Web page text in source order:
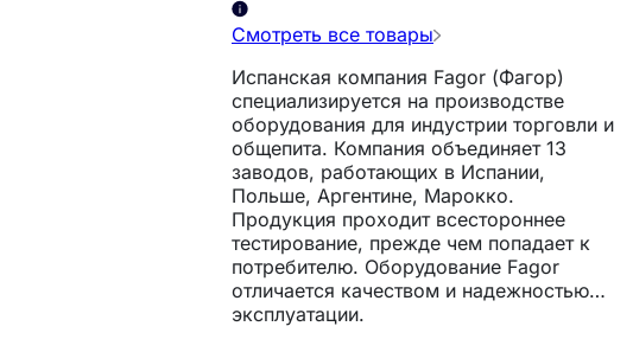
Смотреть все товары
Испанская компания Fagor (Фагор)
специализируется на производстве
оборудования для индустрии торговли и
общепита. Компания объединяет 13
заводов, работающих в Испании,
Польше, Аргентине, Марокко.
Продукция проходит всестороннее
тестирование, прежде чем попадает к
потребителю. Оборудование Fagor
отличается качеством и надежностью
эксплуатации.